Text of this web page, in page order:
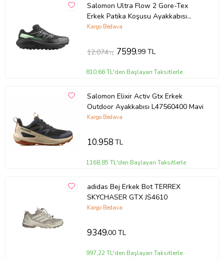
Salomon Ultra Flow 2 Gore-Tex
Erkek Patika Koşusu Ayakkabısı
(Siyah)
Kargo Bedava
12.074TL 7599,99 TL
810,66 TL'den Başlayan Taksitlerle
Salomon Elixir Activ Gtx Erkek
Outdoor Ayakkabısı L47560400 Mavi
Kargo Bedava
10.958TL
1168,85 TL'den Başlayan Taksitlerle
adidas Bej Erkek Bot TERREX
SKYCHASER GTX JS4610
Kargo Bedava
9349,00 TL
997,22 TL'den Başlayan Taksitlerle